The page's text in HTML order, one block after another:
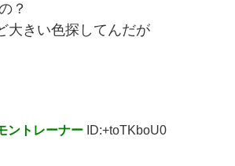
？
大きい色探してんだが
ントレーナー ID:+toTKboU0